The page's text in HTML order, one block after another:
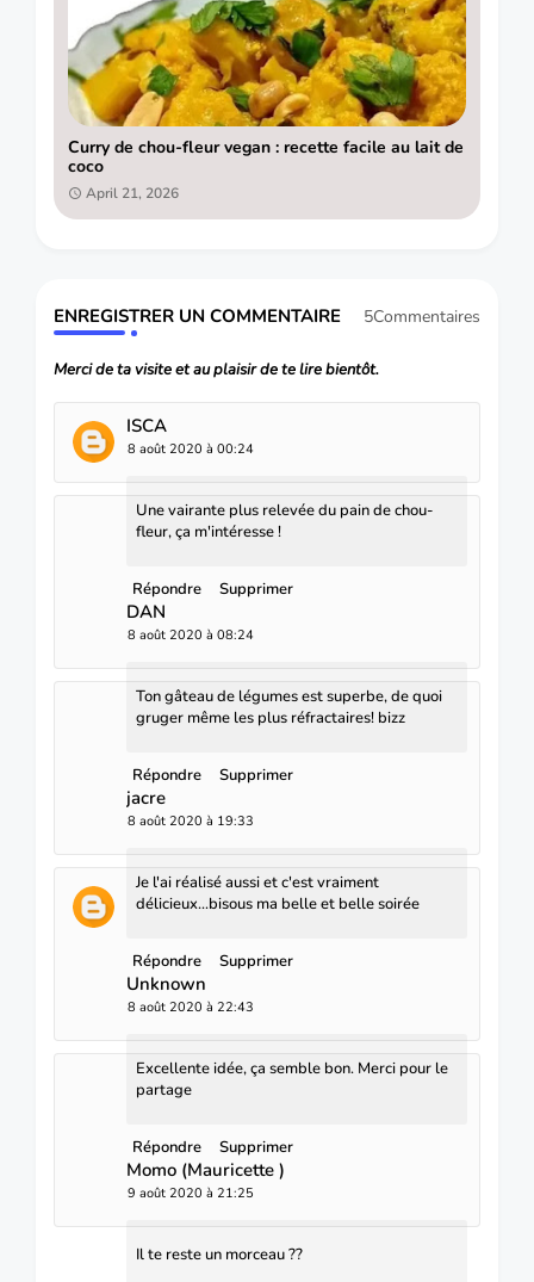
Curry de chou-fleur vegan : recette facile au lait de
coco
April 21, 2026
ENREGISTRER UN COMMENTAIRE 5Commentaires
Merci de ta visite et au plaisir de te lire bientôt.
ISCA
8 août 2020 à 00:24
Une vairante plus relevée du pain de chou-
fleur, ça m'intéresse !
Répondre Supprimer
DAN
8 août 2020 à 08:24
Ton gâteau de légumes est superbe, de quoi
gruger même les plus réfractaires! bizz
Répondre Supprimer
jacre
8 août 2020 à 19:33
Je l'ai réalisé aussi et c'est vraiment
délicieux...bisous ma belle et belle soirée
Répondre Supprimer
Unknown
8 août 2020 à 22:43
Excellente idée, ça semble bon. Merci pour le
partage
Répondre Supprimer
Momo (Mauricette )
9 août 2020 à 21:25
Il te reste un morceau ??